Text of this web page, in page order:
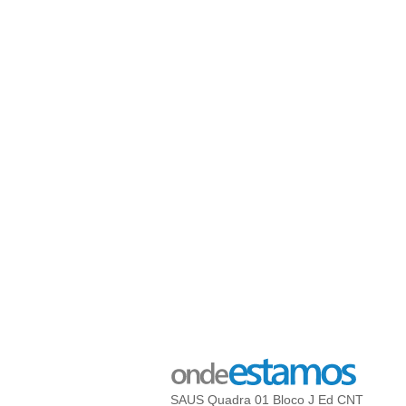
SAUS Quadra 01 Bloco J Ed CNT